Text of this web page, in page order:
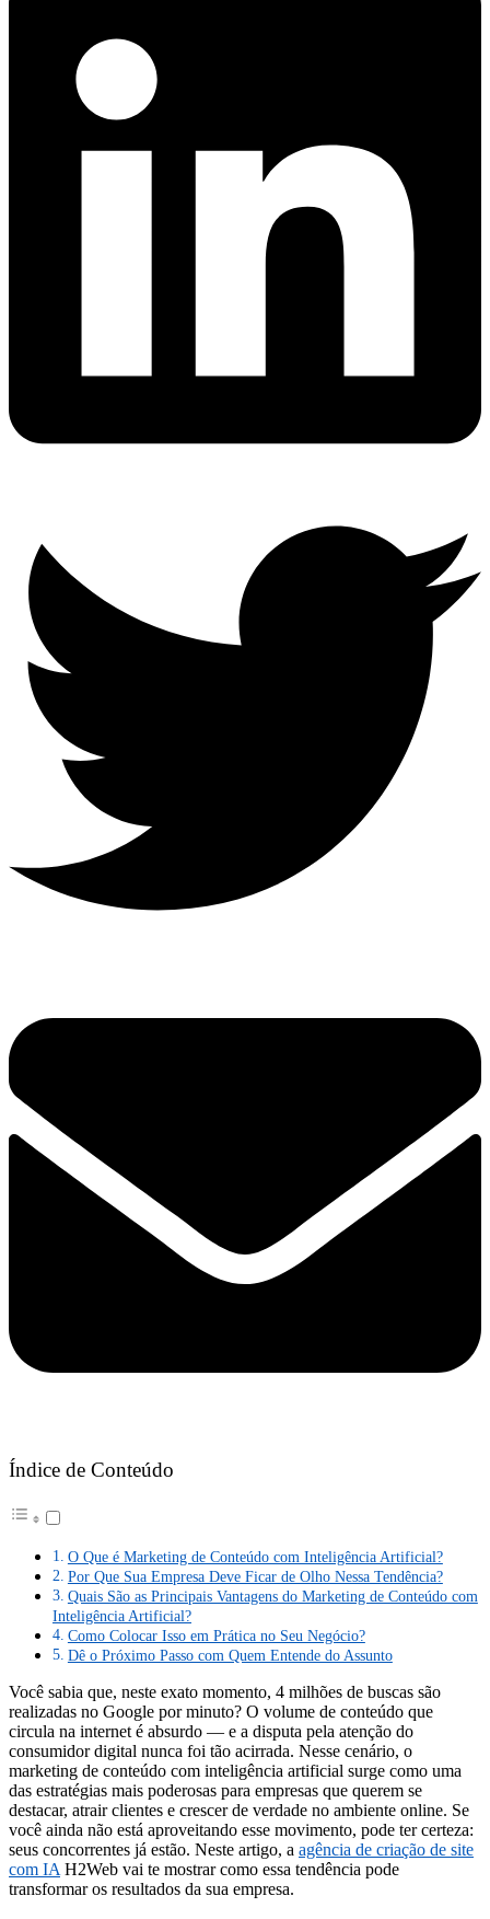
Índice de Conteúdo
O Que é Marketing de Conteúdo com Inteligência Artificial?
Por Que Sua Empresa Deve Ficar de Olho Nessa Tendência?
Quais São as Principais Vantagens do Marketing de Conteúdo com
Inteligência Artificial?
Como Colocar Isso em Prática no Seu Negócio?
Dê o Próximo Passo com Quem Entende do Assunto
Você sabia que, neste exato momento, 4 milhões de buscas são
realizadas no Google por minuto? O volume de conteúdo que
circula na internet é absurdo — e a disputa pela atenção do
consumidor digital nunca foi tão acirrada. Nesse cenário, o
marketing de conteúdo com inteligência artificial surge como uma
das estratégias mais poderosas para empresas que querem se
destacar, atrair clientes e crescer de verdade no ambiente online. Se
você ainda não está aproveitando esse movimento, pode ter certeza:
seus concorrentes já estão. Neste artigo, a agência de criação de site
com IA H2Web vai te mostrar como essa tendência pode
transformar os resultados da sua empresa.